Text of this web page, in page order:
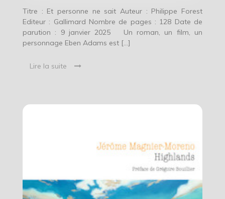
Titre : Et personne ne sait Auteur : Philippe Forest
Editeur : Gallimard Nombre de pages : 128 Date de
parution : 9 janvier 2025 Un roman, un film, un
personnage Eben Adams est […]
Lire la suite